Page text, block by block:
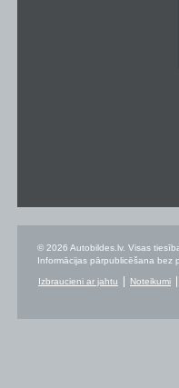
© 2026 Autobildes.lv. Visas
Informācijas pārpublicēšana bez
Izbraucieni ar jahtu Noteikumi